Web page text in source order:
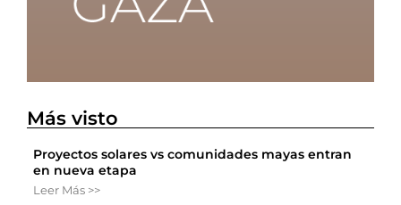
Más visto
Proyectos solares vs comunidades mayas entran
en nueva etapa
Leer Más >>